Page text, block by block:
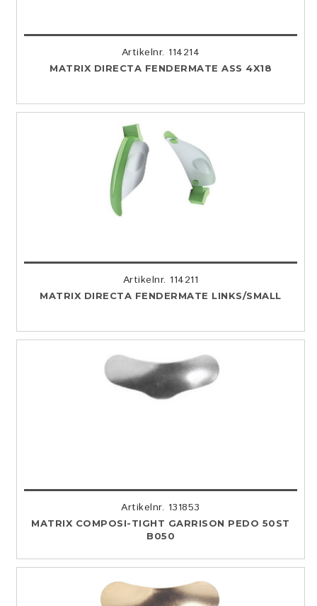
Artikelnr. 114214
MATRIX DIRECTA FENDERMATE ASS 4X18
Artikelnr. 114211
MATRIX DIRECTA FENDERMATE LINKS/SMALL
Artikelnr. 131853
MATRIX COMPOSI-TIGHT GARRISON PEDO 50ST
B050